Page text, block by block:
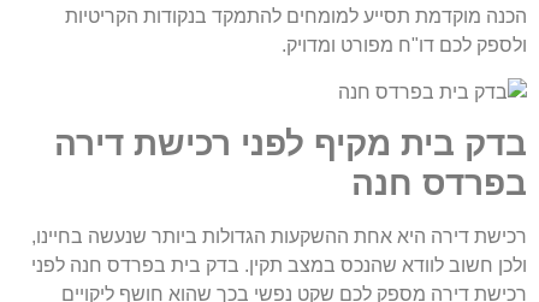
הכנה מוקדמת תסייע למומחים להתמקד בנקודות הקריטיות
ולספק לכם דו"ח מפורט ומדויק.
בדק בית מקיף לפני רכישת דירה
בפרדס חנה
רכישת דירה היא אחת ההשקעות הגדולות ביותר שנעשה בחיינו,
ולכן חשוב לוודא שהנכס במצב תקין. בדק בית בפרדס חנה לפני
רכישת דירה מספק לכם שקט נפשי בכך שהוא חושף ליקויים